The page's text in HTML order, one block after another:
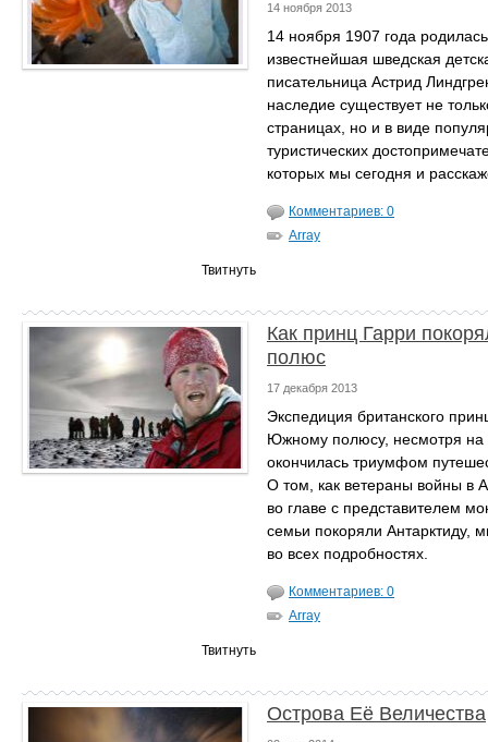
14 ноября 2013
14 ноября 1907 года родилась
известнейшая шведская
писательница Астрид
наследие существует не
страницах, но и в виде
туристических
которых мы сегодня и
Комментариев: 0
Array
Твитнуть
Как принц Гарри
полюс
17 декабря 2013
Экспедиция британского
Южному полюсу, несмотря на
окончилась триумфом
О том, как ветераны войны в
во главе с представителем
семьи покоряли Антарктиду,
во всех подробностях.
Комментариев: 0
Array
Твитнуть
Острова Её Величества